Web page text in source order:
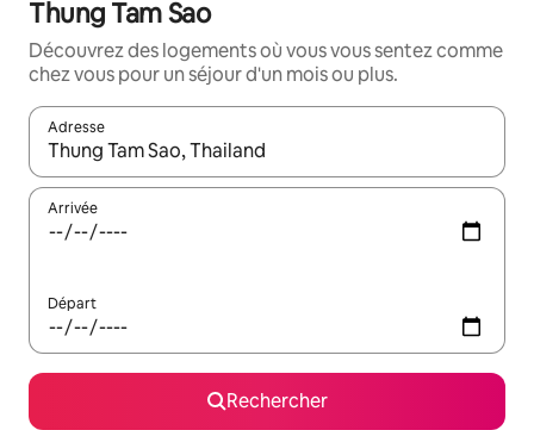
Thung Tam Sao
Découvrez des logements où vous vous sentez comme
chez vous pour un séjour d'un mois ou plus.
Adresse
Lorsque les résultats s'affichent, utilisez les flèches vers le
Arrivée
Départ
Rechercher